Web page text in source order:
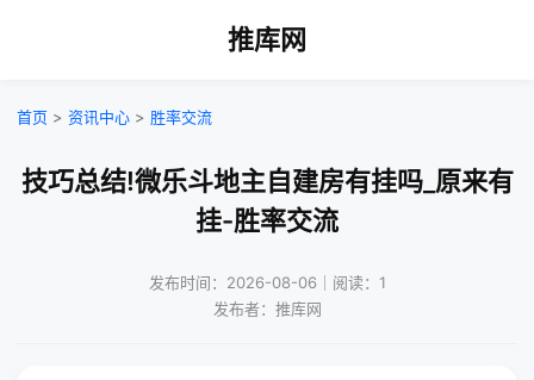
推库网
首页 > 资讯中心 > 胜率交流
技巧总结!微乐斗地主自建房有挂吗_原来有
挂-胜率交流
发布时间：2026-08-06｜阅读：1
发布者：推库网